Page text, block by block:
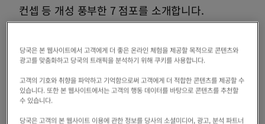
컨셉 등 개성 풍부한 7 점포를 소개합니다.
이번 체험자
Frankie 프랑키
당국은 본 웹사이트에서 고객에게 더 좋은 온라인 체험을 제공할 목적으로 콘텐츠와
광고를 맞춤화하고 당국의 트래픽을 분석하기 위해 쿠키를 사용합니다.
고객의 기호와 취향을 파악하고 기억함으로써 고객에게 더 적합한 콘텐츠를 제공할 수
있습니다. 또한 본 웹사이트에서는 고객의 행동 데이터를 바탕으로 콘텐츠를 추천할
수 있습니다.
당국은 고객의 본 웹사이트 이용에 관한 정보를 당사의 소셜미디어, 광고, 분석 파트너